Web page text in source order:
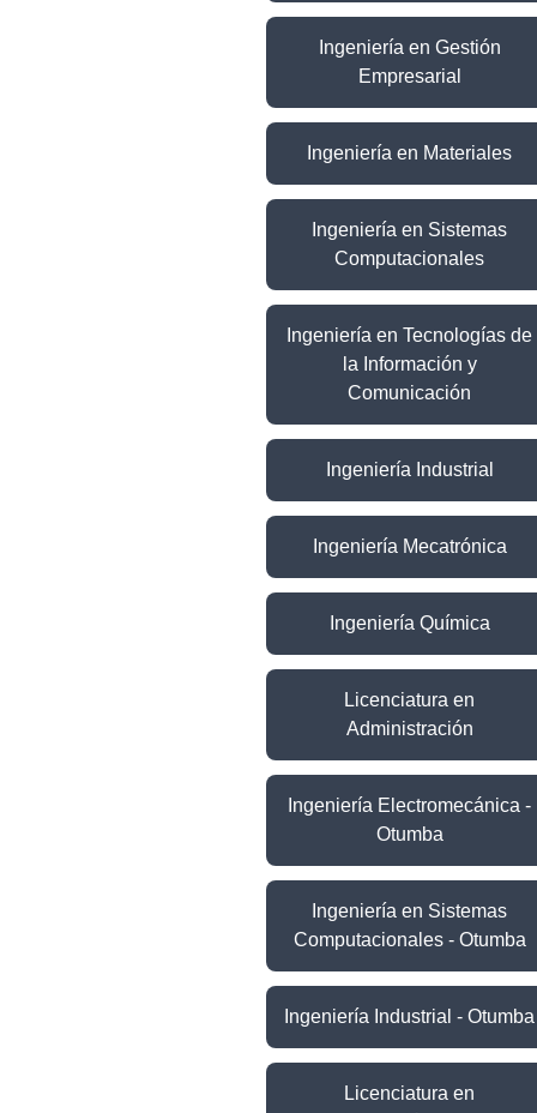
Ingeniería en Gestión
Empresarial
Ingeniería en Materiales
Ingeniería en Sistemas
Computacionales
Ingeniería en Tecnologías de
la Información y
Comunicación
Ingeniería Industrial
Ingeniería Mecatrónica
Ingeniería Química
Licenciatura en
Administración
Ingeniería Electromecánica -
Otumba
Ingeniería en Sistemas
Computacionales - Otumba
Ingeniería Industrial - Otumba
Licenciatura en